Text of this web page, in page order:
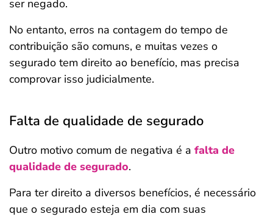
ser negado.
No entanto, erros na contagem do tempo de
contribuição são comuns, e muitas vezes o
segurado tem direito ao benefício, mas precisa
comprovar isso judicialmente.
Falta de qualidade de segurado
Outro motivo comum de negativa é a falta de
qualidade de segurado.
Para ter direito a diversos benefícios, é necessário
que o segurado esteja em dia com suas